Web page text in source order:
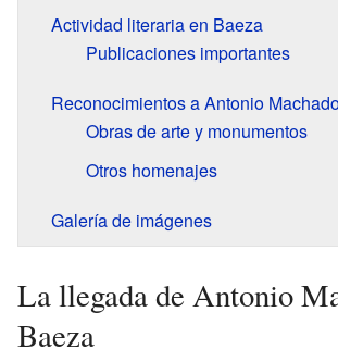
Actividad literaria en Baeza
Publicaciones importantes
Reconocimientos a Antonio
Obras de arte y monumentos
Otros homenajes
Galería de imágenes
La llegada de Antonio
Baeza